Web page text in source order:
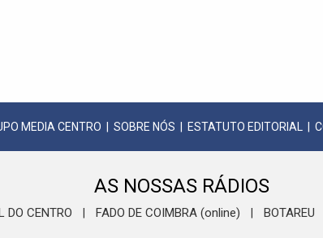
MEDIA CENTRO SOBRE NÓS ESTATUTO EDITORIAL
AS NOSSAS RÁDIOS
DO CENTRO FADO DE COIMBRA (online) BOTAREU